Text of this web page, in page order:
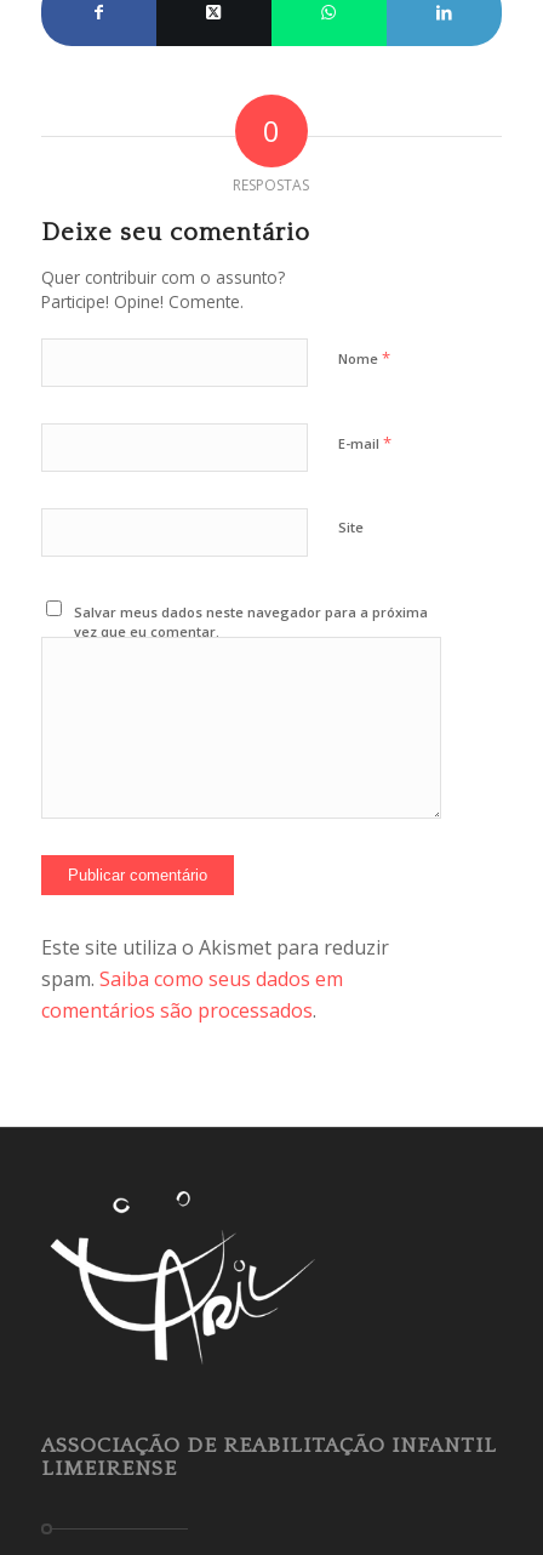
0
RESPOSTAS
Deixe seu comentário
Quer contribuir com o assunto?
Participe! Opine! Comente.
Nome *
E-mail *
Site
Salvar meus dados neste navegador para a próxima
vez que eu comentar.
Este site utiliza o Akismet para reduzir
spam. Saiba como seus dados em
comentários são processados.
ASSOCIAÇÃO DE REABILITAÇÃO INFANTIL
LIMEIRENSE